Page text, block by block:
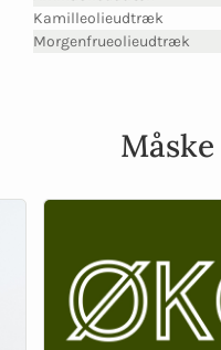
Kamilleolieudtræk
Morgenfrueolieudtræk